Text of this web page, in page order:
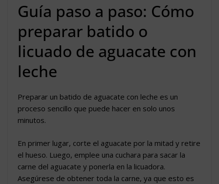
Guía paso a paso: Cómo
preparar batido o
licuado de aguacate con
leche
Preparar un batido de aguacate con leche es un
proceso sencillo que puede hacer en solo unos
minutos.
En primer lugar, corte el aguacate por la mitad y retire
el hueso. Luego, emplee una cuchara para sacar la
carne del aguacate y ponerla en la licuadora.
Asegúrese de obtener toda la carne, ya que esto es